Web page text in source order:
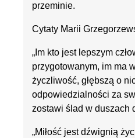
przeminie.
Cytaty Marii
„Im kto jest lepszym
przygotowanym, im ma
życzliwość, głębszą o
odpowiedzialności za
zostawi ślad w duszach
„Miłość jest dźwignią